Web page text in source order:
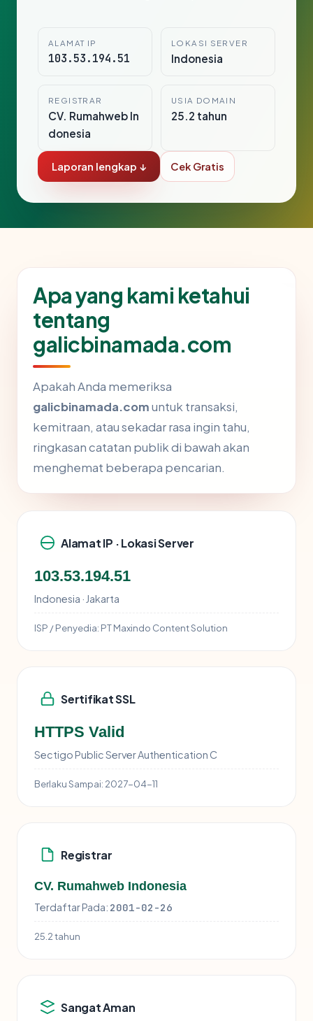
ALAMAT IP
103.53.194.51
LOKASI SERVER
Indonesia
REGISTRAR
CV. Rumahweb In
donesia
USIA DOMAIN
25.2 tahun
Laporan lengkap ↓ Cek Gratis
Apa yang kami ketahui
tentang
galicbinamada.com
Apakah Anda memeriksa
galicbinamada.comuntuk transaksi,
kemitraan, atau sekadar rasa ingin tahu,
ringkasan catatan publik di bawah akan
menghemat beberapa pencarian.
Alamat IP · Lokasi Server
103.53.194.51
Indonesia · Jakarta
ISP / Penyedia: PT Maxindo Content Solution
Sertifikat SSL
HTTPS Valid
Sectigo Public Server Authentication C
Berlaku Sampai: 2027-04-11
Registrar
CV. Rumahweb Indonesia
Terdaftar Pada: 2001-02-26
25.2 tahun
Sangat Aman